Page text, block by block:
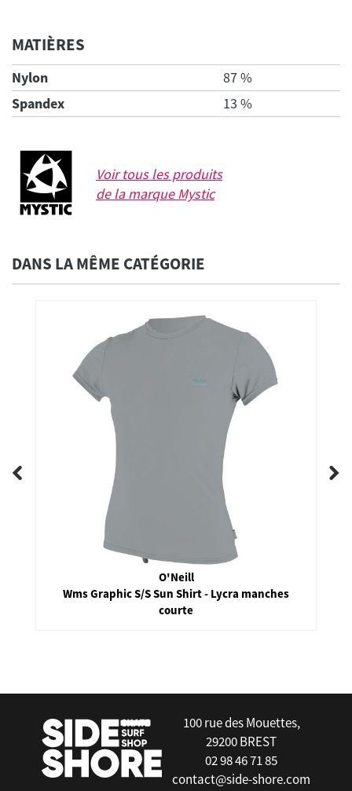
MATIÈRES
Nylon
87 %
Spandex
13 %
Voir tous les produits
de la marqueMystic
DANS LA MÊME CATÉGORIE
O'Neill
Wms Graphic S/S Sun Shirt - Lycra manches
courte
100 rue des Mouettes,
29200 BREST
02 98 46 71 85
contact@side-shore.com